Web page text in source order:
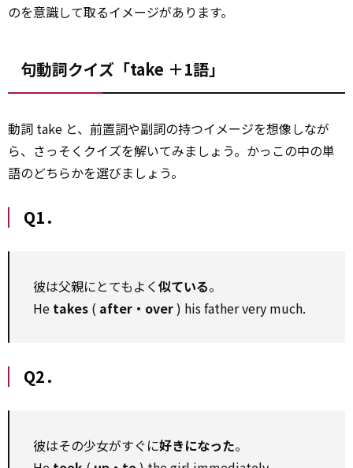
のを意識して取るイメージがあります。
句動詞クイズ「take ＋1語」
動詞 take と、 前置詞や副詞の持つイメージを想像しなが
ら、さっそくクイズを解いてみましょう。かっこの中の単
語のどちらかを選びましょう。
Q1．
彼は父親にとてもよく似ている。
He takes ( after・over) his father very much.
Q2．
彼はその少女がすぐに好きになった。